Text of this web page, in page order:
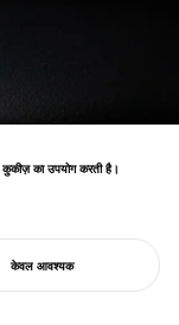
Electronics और Home &
में #1 रैंक।
कुकीज़ का उपयोग करती है।
केवल आवश्यक